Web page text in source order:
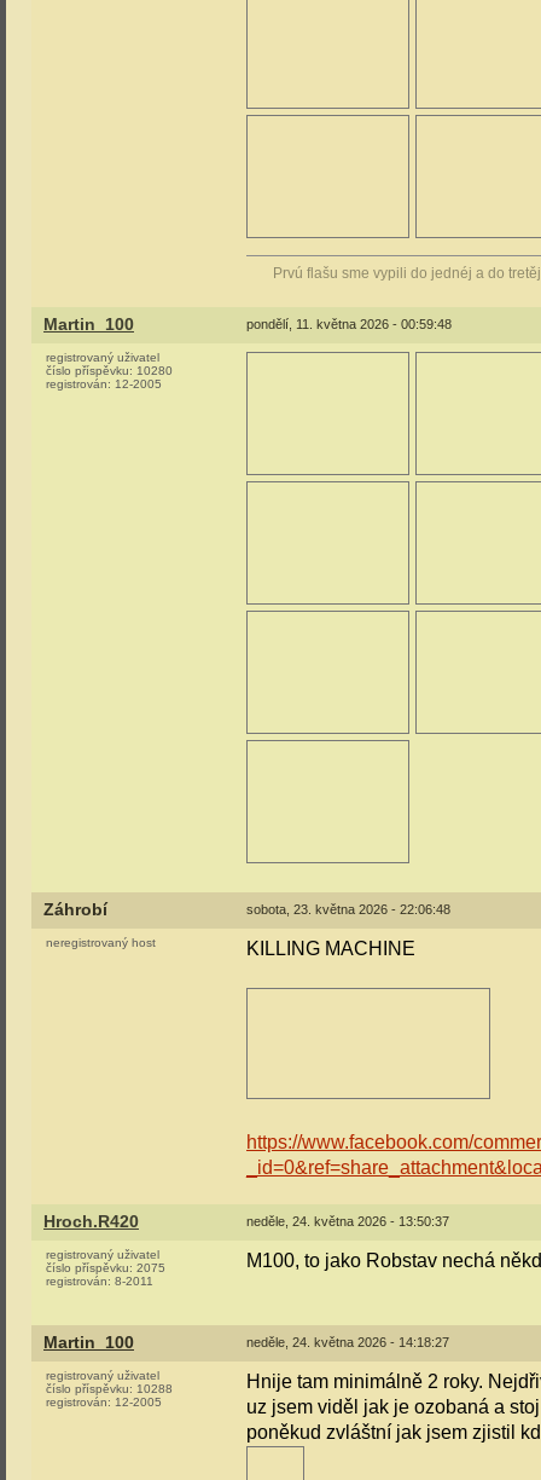
Prvú flašu sme vypili do jednéj a do
Martin_100 pondělí, 11. května 2026 - 00:59:48
registrovaný uživatel
číslo příspěvku: 10280
registrován: 12-2005
Záhrobí sobota, 23. května 2026 - 22:06:48
neregistrovaný host KILLING MACHINE
https://www.facebook.com/
Hroch.R420 neděle, 24. května 2026 - 13:50:37
registrovaný uživatel
číslo příspěvku: 2075
registrován: 8-2011
M100, to jako Robstav nechá
Martin_100 neděle, 24. května 2026 - 14:18:27
registrovaný uživatel
číslo příspěvku: 10288
registrován: 12-2005
Hnije tam minimálně 2 roky.
uz jsem viděl jak je ozobaná a
poněkud zvláštní jak jsem zjistil